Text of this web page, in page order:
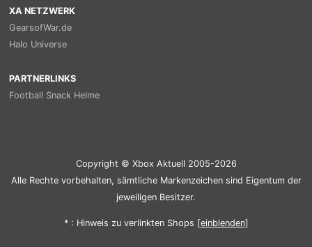
XA NETZWERK
GearsofWar.de
Halo Universe
PARTNERLINKS
Football Snack Helme
Copyright © Xbox Aktuell 2005-2026
Alle Rechte vorbehalten, sämtliche Markenzeichen sind Eigentum der
jeweiligen Besitzer.
* : Hinweis zu verlinkten Shops [einblenden]